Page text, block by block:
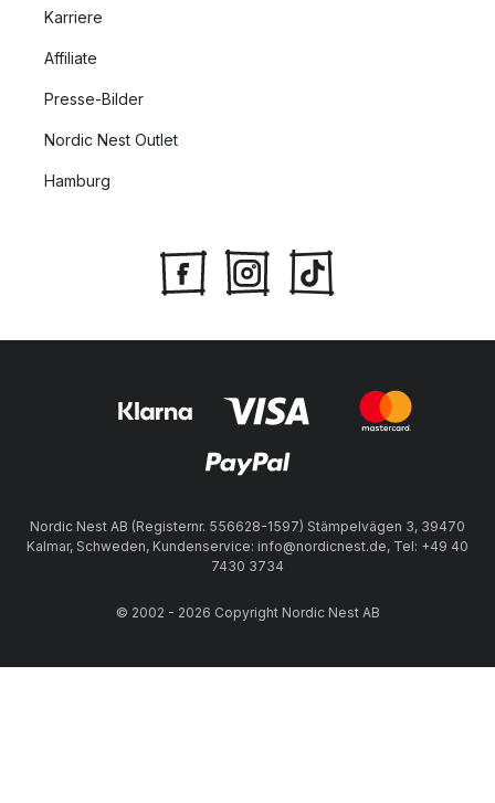
Karriere
Affiliate
Presse-Bilder
Nordic Nest Outlet
Hamburg
Nordic Nest AB (Registernr. 556628-1597) Stämpelvägen 3, 39470
Kalmar, Schweden, Kundenservice: info@nordicnest.de, Tel: +49 40
7430 3734
© 2002 - 2026 Copyright Nordic Nest AB